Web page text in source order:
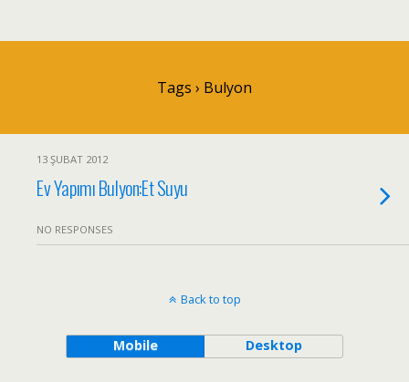
Tags › Bulyon
13 ŞUBAT 2012
Ev Yapımı Bulyon:Et Suyu
NO RESPONSES
Back to top
Mobile Desktop